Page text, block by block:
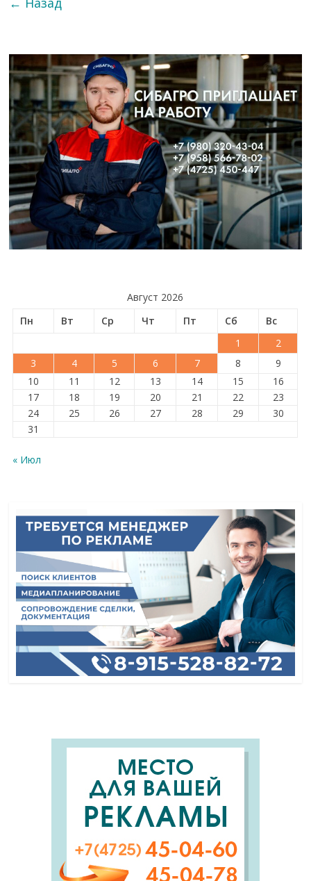
Август 2026
Пн
Вт Ср Чт Пт Сб
Вс
1
2
3
4 5 6 7 8
9
10
11 12 13 14 15
16
17
18 19 20 21 22
23
24
25 26 27 28 29
30
31
« Июл